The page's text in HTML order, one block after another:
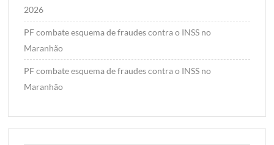
2026
PF combate esquema de fraudes contra o INSS no
Maranhão
PF combate esquema de fraudes contra o INSS no
Maranhão